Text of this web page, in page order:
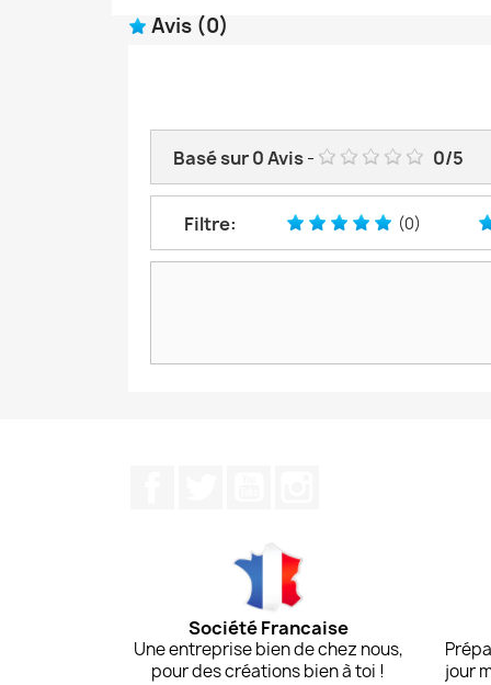
Avis (0)
Basé sur0Avis- 0/5
Filtre: (0)
Société Francaise
Une entreprise bien de chez nous,
pour des créations bien à toi !
jour